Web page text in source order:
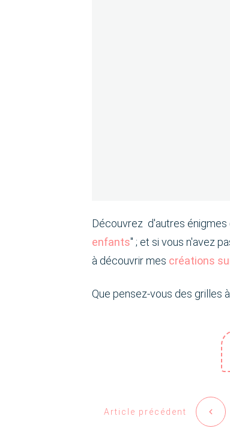
Découvrez d'autres énigmes
enfants" ; et si vous n'avez
à découvrir mes créations
Que pensez-vous des grilles
Article précédent